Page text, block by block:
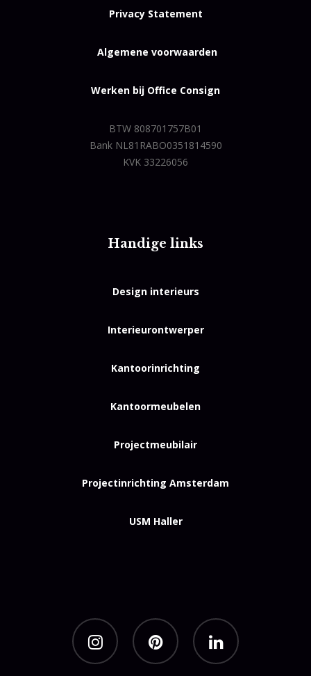
Privacy Statement
Algemene voorwaarden
Werken bij Office Consign
BTW 808701757B01
Bank NL81RABO0351814590
KVK 33226056
Handige links
Design interieurs
Interieurontwerper
Kantoorinrichting
Kantoormeubelen
Projectmeubilair
Projectinrichting Amsterdam
USM Haller